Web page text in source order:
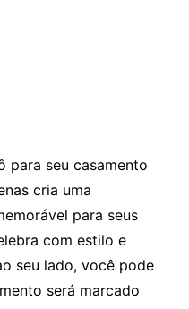
para seu casamento
cria uma
para seus
com estilo e
seu lado, você pode
será marcado